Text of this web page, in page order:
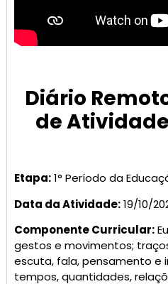
Diário
de
Etapa:1° Período da
Data da Atividade:19/10/
Componente Curricular:
gestos e movimentos;
escuta, fala, pensamento e
tempos, quantidades,